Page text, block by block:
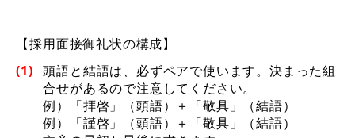
【採用面接御礼状の構成】
(1)
頭語と結語は、必ずペアで使います。決まった組
合せがあるので注意してください。
例）「拝啓」（頭語）＋「敬具」（結語）
例）「謹啓」（頭語）＋「敬具」（結語）